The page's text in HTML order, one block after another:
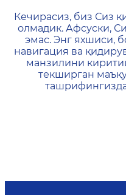
404 —
Кечирасиз, биз Сиз
олмадик. Афсуски,
эмас. Энг яхшиси,
навигация ва
манзилини
текширган